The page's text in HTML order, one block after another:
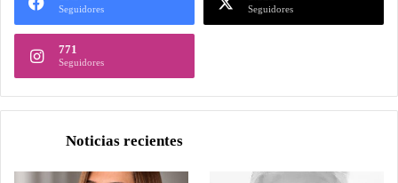
Seguidores Seguidores
771
Seguidores
Noticias recientes